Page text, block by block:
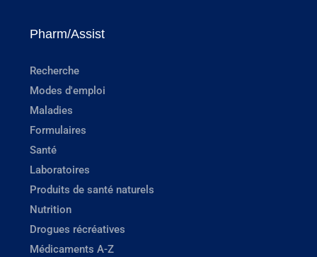
Pharm/Assist
Recherche
Modes d'emploi
Maladies
Formulaires
Santé
Laboratoires
Produits de santé naturels
Nutrition
Drogues récréatives
Médicaments A-Z